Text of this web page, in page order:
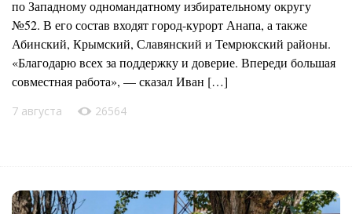
по Западному одномандатному избирательному округу
№52. В его состав входят город-курорт Анапа, а также
Абинский, Крымский, Славянский и Темрюкский районы.
«Благодарю всех за поддержку и доверие. Впереди большая
совместная работа», — сказал Иван […]
7 августа 26564